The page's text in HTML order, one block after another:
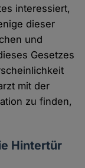
interessiert,
dieser
und
Gesetzes
mit der
zu finden,
Hintertür